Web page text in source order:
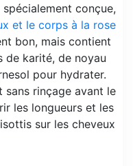
conçue,
et le corps à la rose
bon, mais contient
de karité, de noyau
pour hydrater.
rinçage avant le
les longueurs et les
sur les cheveux